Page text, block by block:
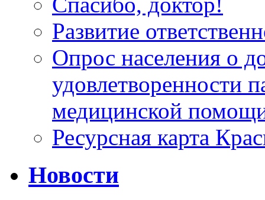
Развитие
Опрос населения о
удовлетворенности
медицинской
Ресурсная карта
Новости